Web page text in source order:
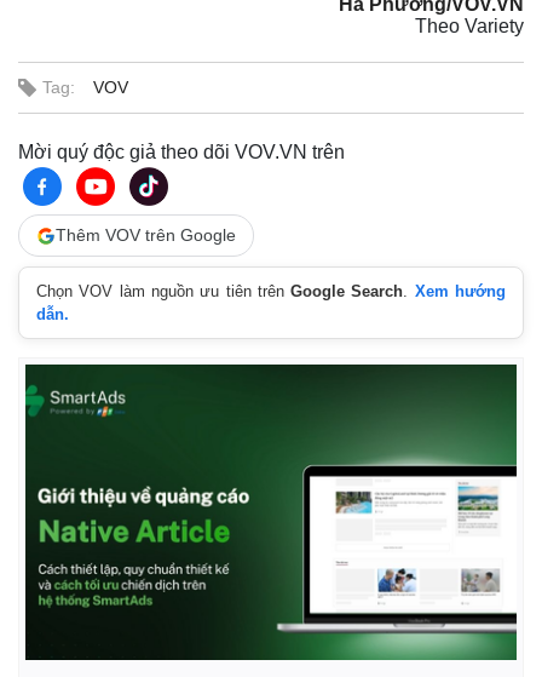
Hà Phương/VOV.VN
Theo Variety
Tag: VOV
Mời quý độc giả theo dõi VOV.VN trên
Thêm VOV trên Google
Chọn VOV làm nguồn ưu tiên trênGoogle Search. Xem hướng
dẫn.